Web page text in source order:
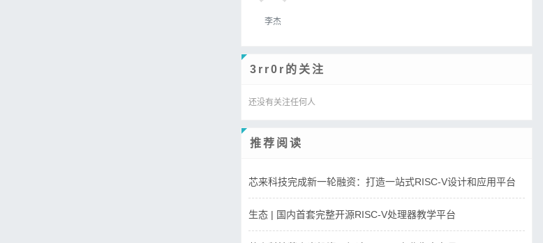
李杰
3rr0r的关注
还没有关注任何人
推荐阅读
芯来科技完成新一轮融资：打造一站式RISC-V设计和应用平台
生态 | 国内首套完整开源RISC-V处理器教学平台